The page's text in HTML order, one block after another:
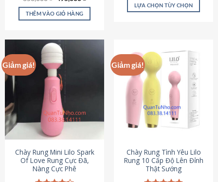
hạng4.72
5 sao là:
650,000 ₫.
tại
495,000 ₫.
THÊM VÀO GIỎ HÀNG
5 sao
LỰA CHỌN TÙY CHỌN
nhiều
biến
thể.
Các
chọn
thể
chọn
trên
trang
sản
Giảm giá!
Chày Rung Mini Lilo Spark
Of Love Rung Cực Đã,
Nàng Cực Phê
Giảm giá!
Chày Rung Tình Yêu Lilo
Rung 10 Cấp Độ Lên Đỉnh
Thật Sướng